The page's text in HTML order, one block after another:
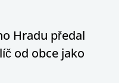
Hradu předal
od obce jako